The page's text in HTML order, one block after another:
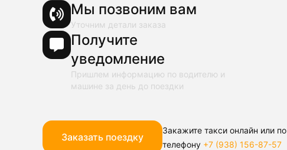
Мы позвоним вам
Уточним детали заказа
Получите
уведомление
Пришлем информацию по водителю и
машине за день до поездки
Заказать поездку
Закажите такси онлайн или по
телефону +7 (938) 156-87-57